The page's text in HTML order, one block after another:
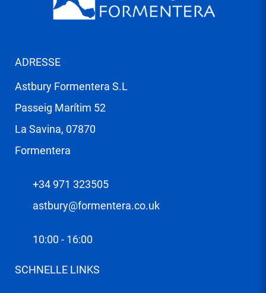
ADRESSE
Astbury Formentera S.L
Passeig Marítim 52
La Savina, 07870
Formentera
+34 971 323505
astbury@formentera.co.uk
10:00 - 16:00
SCHNELLE LINKS